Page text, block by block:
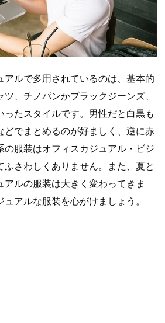
アルで多用されているのは、基本的
、チノパンかブラックジーンズ、
ったスタイルです。男性だと白黒も
どでまとめるのが好ましく、逆に赤
の服装はオフィスカジュアル・ビジ
ふさわしくありません。また、夏と
ルの服装は大きく変わってきま
アルな服装を心がけましょう。